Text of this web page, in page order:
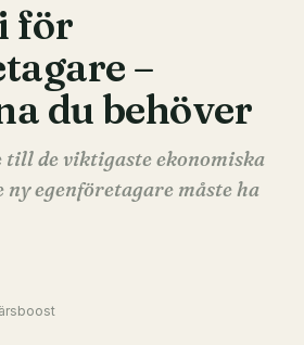
för
–
du behöver
till de viktigaste ekonomiska
egenföretagare måste ha